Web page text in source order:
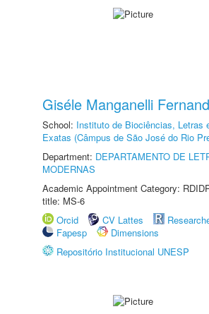
Giséle Manganelli
School: Instituto de Biociências, Letras
Exatas (Câmpus de São José do Rio
Department: DEPARTAMENTO DE
MODERNAS
Academic Appointment Category:
title: MS-6
Orcid
CV Lattes
Fapesp
Dimensions
Repositório Institucional UNESP